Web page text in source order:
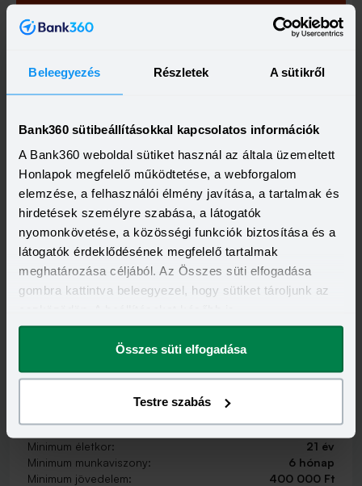
Beleegyezés Részletek A sütikről
Bank360 sütibeállításokkal kapcsolatos információk
A Bank360 weboldal sütiket használ az általa üzemeltett
Honlapok megfelelő működtetése, a webforgalom
elemzése, a felhasználói élmény javítása, a tartalmak és
hirdetések személyre szabása, a látogatók
nyomonkövetése, a közösségi funkciók biztosítása és a
látogatók érdeklődésének megfelelő tartalmak
meghatározása céljából. Az Összes süti elfogadása
gombra kattintva beleegyezel, hogy sütiket tároljunk az
megváltoztathatod.
Összes süti elfogadása
Testre szabás
HITELÖSSZEG
500 000 - 15 000 000 Ft
THM
13,20 - 21,10%
KAMAT
10,99 - 18,49%
KEDVEZMÉNY FELTÉTELEI
Minimum életkor:
21 év
Minimum munkaviszony:
Minimum jövedelem:
214 000 Ft
Visszahívást szeretnék
OTP Otthon Személyi Kölcsön
HITELÖSSZEG
KEDVEZMÉNY FELTÉTELEI
Minimum életkor:
21 év
Minimum munkaviszony:
6 hónap
Minimum jövedelem:
400 000 Ft